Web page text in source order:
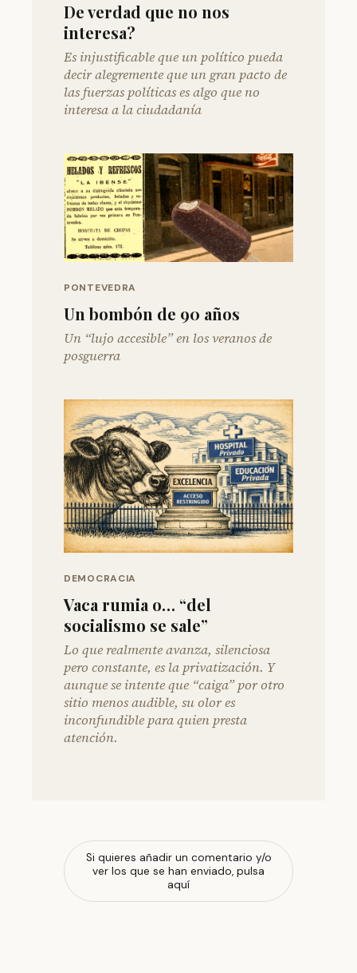
De verdad que no nos
interesa?
Es injustificable que un político pueda
decir alegremente que un gran pacto de
las fuerzas políticas es algo que no
interesa a la ciudadanía
PONTEVEDRA
Un bombón de 90 años
Un “lujo accesible” en los veranos de
posguerra
DEMOCRACIA
Vaca rumia o… “del
socialismo se sale”
Lo que realmente avanza, silenciosa
pero constante, es la privatización. Y
aunque se intente que “caiga” por otro
sitio menos audible, su olor es
inconfundible para quien presta
atención.
Si quieres añadir un comentario y/o
ver los que se han enviado, pulsa
aquí